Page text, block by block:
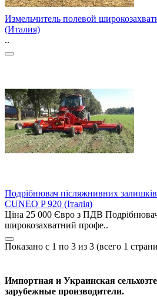
Измельчитель полевой
(Италия)
..
Подрібнювач післяжнивних
CUNEO P 920 (Італія)
Ціна 25 000 Євро з ПДВ
широкозахватний профе..
Показано с 1 по 3 из 3 (всего 1
Импортная и Украинская
зарубежные производители.